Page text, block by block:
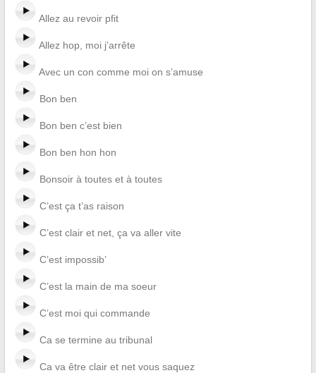
Allez au revoir pfit
Allez hop, moi j’arrête
Avec un con comme moi on s’amuse
Bon ben
Bon ben c’est bien
Bon ben hon hon
Bonsoir à toutes et à toutes
C’est ça t’as raison
C’est clair et net, ça va aller vite
C’est impossib’
C’est la main de ma soeur
C’est moi qui commande
Ca se termine au tribunal
Ca va être clair et net vous saquez